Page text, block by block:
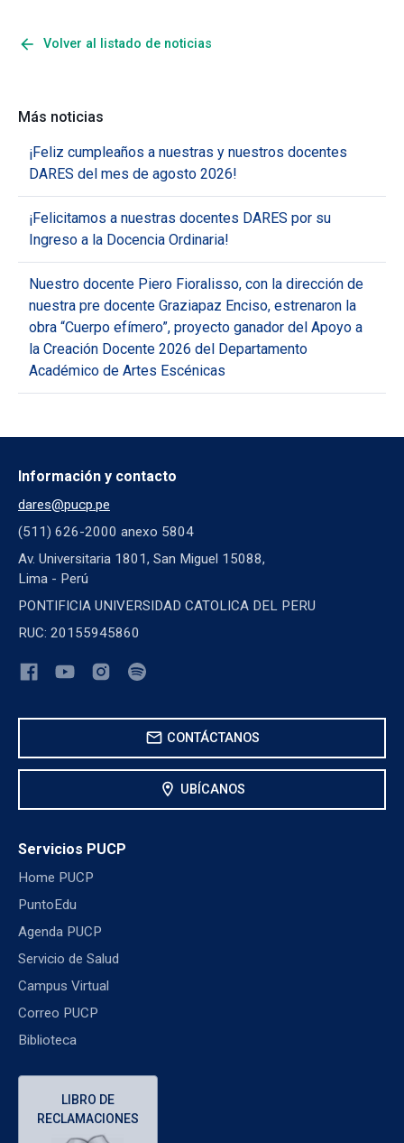
arrow_back Volver al listado de noticias
Más noticias
¡Feliz cumpleaños a nuestras y nuestros docentes
DARES del mes de agosto 2026!
¡Felicitamos a nuestras docentes DARES por su
Ingreso a la Docencia Ordinaria!
Nuestro docente Piero Fioralisso, con la dirección de
nuestra pre docente Graziapaz Enciso, estrenaron la
obra “Cuerpo efímero”, proyecto ganador del Apoyo a
la Creación Docente 2026 del Departamento
Académico de Artes Escénicas
Información y contacto
dares@pucp.pe
(511) 626-2000 anexo 5804
Av. Universitaria 1801, San Miguel 15088,
Lima - Perú
PONTIFICIA UNIVERSIDAD CATOLICA DEL PERU
RUC: 20155945860
mail CONTÁCTANOS
location_on UBÍCANOS
Servicios PUCP
Home PUCP
PuntoEdu
Agenda PUCP
Servicio de Salud
Campus Virtual
Correo PUCP
Biblioteca
LIBRO DE
RECLAMACIONES